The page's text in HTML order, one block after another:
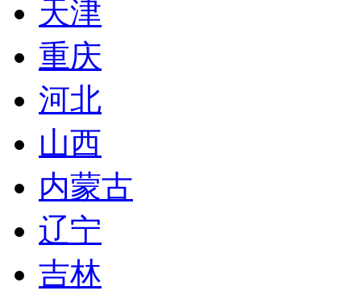
天津
重庆
河北
山西
内蒙古
辽宁
吉林